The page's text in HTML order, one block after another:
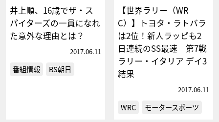
井上順、16歳でザ・ス
パイターズの一員になれ
た意外な理由とは？
2017.06.11
番組情報 BS朝日
【世界ラリー（WR
C）】トヨタ・ラトバラ
は2位！新人ラッピも2
日連続のSS最速 第7戦
ラリー・イタリア デイ3
結果
2017.06.11
WRC モータースポーツ